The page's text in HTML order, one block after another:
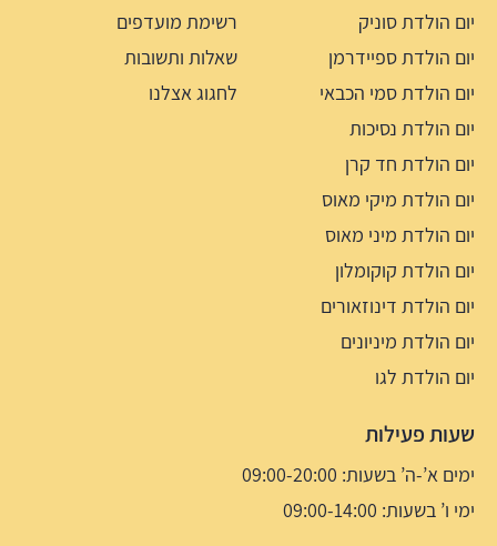
יום הולדת סוניק
יום הולדת ספיידרמן
יום הולדת סמי הכבאי
יום הולדת נסיכות
יום הולדת חד קרן
יום הולדת מיקי מאוס
יום הולדת מיני מאוס
יום הולדת קוקומלון
יום הולדת דינוזאורים
יום הולדת מיניונים
יום הולדת לגו
רשימת מועדפים
שאלות ותשובות
לחגוג אצלנו
שעות פעילות
ימים א’-ה’ בשעות: 09:00-20:00
ימי ו’ בשעות: 09:00-14:00